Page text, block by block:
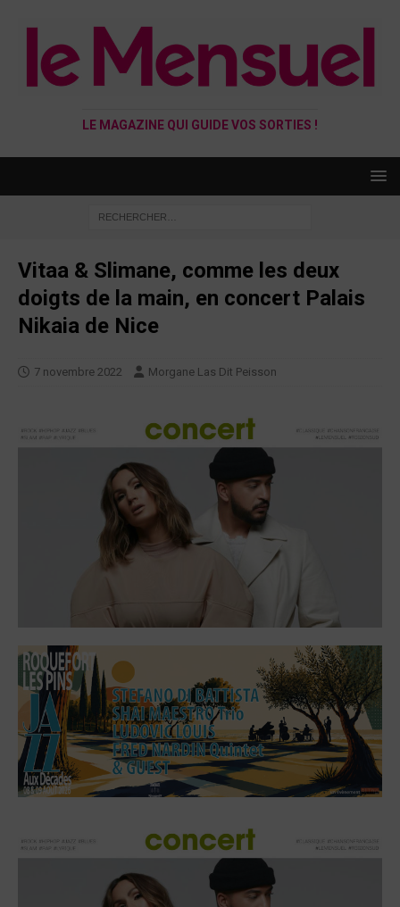
LE MAGAZINE QUI GUIDE VOS SORTIES !
Vitaa & Slimane, comme les deux
doigts de la main, en concert Palais
Nikaia de Nice
7 novembre 2022 Morgane Las Dit Peisson